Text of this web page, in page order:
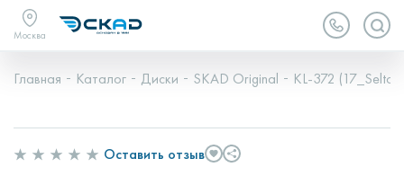
Москва
Главная Каталог Диски SKAD Original KL-372 (17_Seltos)
Оставить отзыв